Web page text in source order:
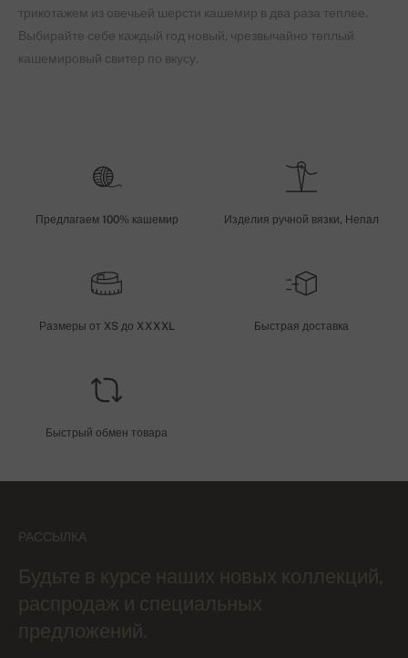
трикотажем из овечьей шерсти кашемир в два раза теплее.
Выбирайте себе каждый год новый, чрезвычайно теплый
кашемировый свитер по вкусу.
Предлагаем 100% кашемир Изделия ручной вязки, Непал
Размеры от XS до XXXXL Быстрая доставка
Быстрый обмен товара
РАССЫЛКА
Будьте в курсе наших новых коллекций,
распродаж и специальных
предложений.